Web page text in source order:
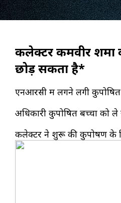
कलेक्टर कर्मवीर
छोड़ सकता है*
एनआरसी में लगने लगी
अधिकारी कुपोषित बच्चों को ले
कलेक्टर ने शुरू की कुपोषण के